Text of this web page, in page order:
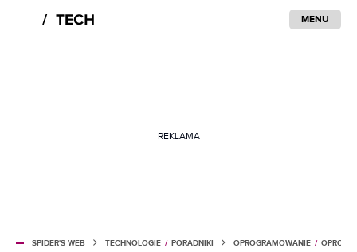
MENU
REKLAMA
SPIDER'S WEB TECHNOLOGIE / PORADNIKI OPROGRAMOWANIE /